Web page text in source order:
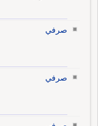
صرفي
صرفي